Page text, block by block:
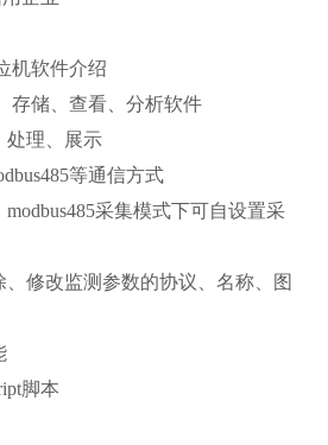
机软件介绍
存储、查看、分析软件
处理、展示
等通信方式
采集模式下可自设置采
修改监测参数的协议、名称、图
脚本